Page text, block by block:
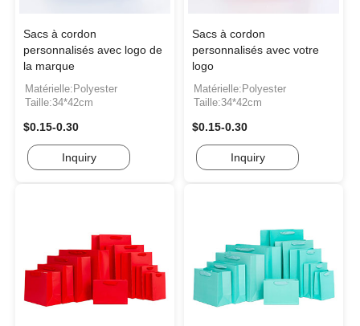
Sacs à cordon
personnalisés avec logo de
la marque
Matérielle:Polyester
Taille:34*42cm
$0.15-0.30
Inquiry
Sacs à cordon
personnalisés avec votre
logo
Matérielle:Polyester
Taille:34*42cm
$0.15-0.30
Inquiry